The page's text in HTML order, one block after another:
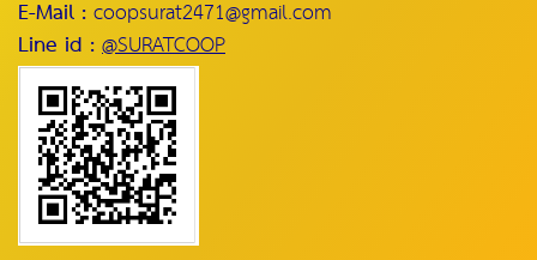
E-Mail :coopsurat2471@gmail.com
Line id :@SURATCOOP